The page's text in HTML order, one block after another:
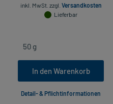
inkl. MwSt. zzgl. Versandkosten
Lieferbar
In den Warenkorb
Detail- & Pflichtinformationen